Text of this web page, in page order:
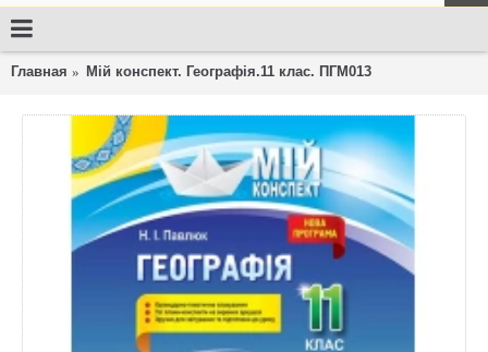
Главная Мій конспект. Географія.11 клас. ПГМ013